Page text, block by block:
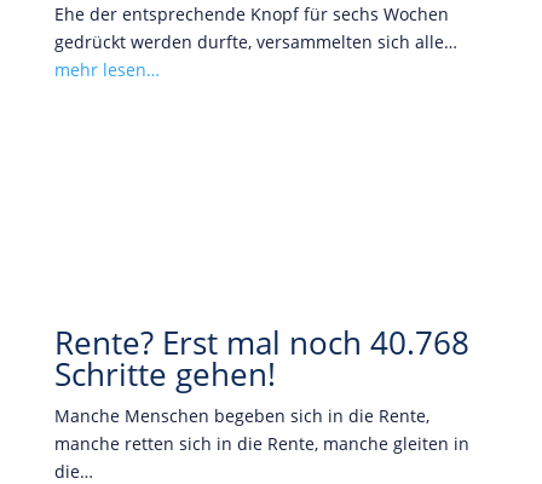
Ehe der entsprechende Knopf für sechs Wochen
gedrückt werden durfte, versammelten sich alle…
mehr lesen…
Rente? Erst mal noch 40.768
Schritte gehen!
Manche Menschen begeben sich in die Rente,
manche retten sich in die Rente, manche gleiten in
die…